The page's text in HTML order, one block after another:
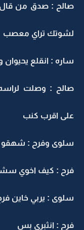
صالح : صدق من
لشوتك تراي معصب
ساره : انقلع
صالح : وصلت
على اقرب كنب
سلوى وفرح : شهقو
فرح : كيف اخوي
سلوى : يربي خاين
فرح : انثبري بس